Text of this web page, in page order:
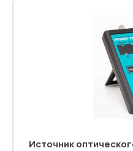
Источник